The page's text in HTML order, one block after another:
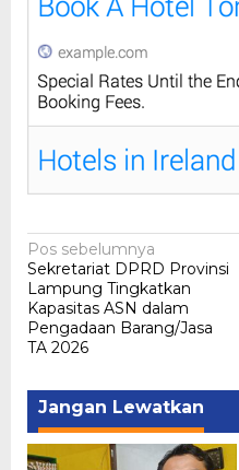
Navigasi
pos
Pos sebelumnya
Sekretariat DPRD Provinsi
Lampung Tingkatkan
Kapasitas ASN dalam
Pengadaan Barang/Jasa
TA 2026
Jangan Lewatkan